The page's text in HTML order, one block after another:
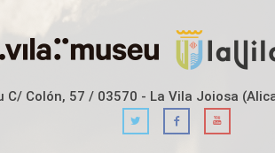
C/ Colón, 57 / 03570 - La Vila Joiosa